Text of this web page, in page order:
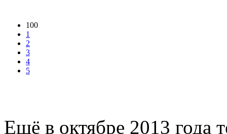
100
1
2
3
4
5
Ещё в октябре 2013 года